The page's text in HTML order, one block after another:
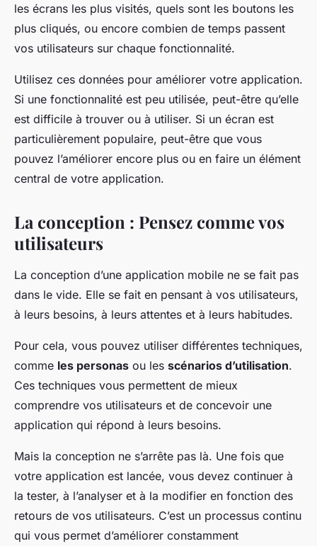
les écrans les plus visités, quels sont les boutons les
plus cliqués, ou encore combien de temps passent
vos utilisateurs sur chaque fonctionnalité.
Utilisez ces données pour améliorer votre application.
Si une fonctionnalité est peu utilisée, peut-être qu’elle
est difficile à trouver ou à utiliser. Si un écran est
particulièrement populaire, peut-être que vous
pouvez l’améliorer encore plus ou en faire un élément
central de votre application.
La conception : Pensez comme vos
utilisateurs
La conception d’une application mobile ne se fait pas
dans le vide. Elle se fait en pensant à vos utilisateurs,
à leurs besoins, à leurs attentes et à leurs habitudes.
Pour cela, vous pouvez utiliser différentes techniques,
comme les personas ou les scénarios d’utilisation.
Ces techniques vous permettent de mieux
comprendre vos utilisateurs et de concevoir une
application qui répond à leurs besoins.
Mais la conception ne s’arrête pas là. Une fois que
votre application est lancée, vous devez continuer à
la tester, à l’analyser et à la modifier en fonction des
retours de vos utilisateurs. C’est un processus continu
qui vous permet d’améliorer constamment